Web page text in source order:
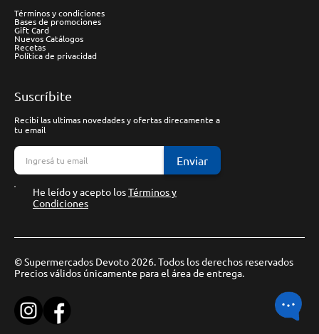
Términos y condiciones
Bases de promociones
Gift Card
Nuevos Catálogos
Recetas
Política de privacidad
Suscríbite
Recibí las ultimas novedades y ofertas direcamente a
tu email
Enviar
He leído y acepto losTérminos y
Condiciones
© Supermercados Devoto 2026. Todos los derechos reservados
Precios válidos únicamente para el área de entrega.